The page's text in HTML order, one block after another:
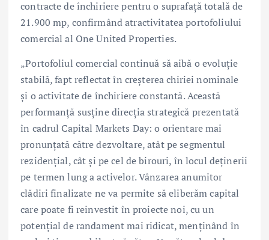
contracte de închiriere pentru o suprafață totală de
21.900 mp, confirmând atractivitatea portofoliului
comercial al One United Properties.
„Portofoliul comercial continuă să aibă o evoluție
stabilă, fapt reflectat în creșterea chiriei nominale
și o activitate de închiriere constantă. Această
performanță susține direcția strategică prezentată
în cadrul Capital Markets Day: o orientare mai
pronunțată către dezvoltare, atât pe segmentul
rezidențial, cât și pe cel de birouri, în locul deținerii
pe termen lung a activelor. Vânzarea anumitor
clădiri finalizate ne va permite să eliberăm capital
care poate fi reinvestit în proiecte noi, cu un
potențial de randament mai ridicat, menținând în